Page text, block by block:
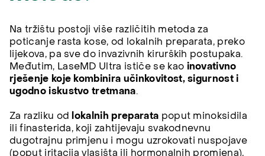
Na tržištu postoji više različitih metoda za
poticanje rasta kose, od lokalnih preparata, preko
lijekova, pa sve do invazivnih kirurških postupaka.
Međutim, LaseMD Ultra ističe se kao inovativno
rješenje koje kombinira učinkovitost, sigurnost i
ugodno iskustvo tretmana.
Za razliku odlokalnih preparata poput minoksidila
ili finasterida, koji zahtijevaju svakodnevnu
dugotrajnu primjenu i mogu uzrokovati nuspojave
(poput iritacija vlasišta ili hormonalnih promjena),